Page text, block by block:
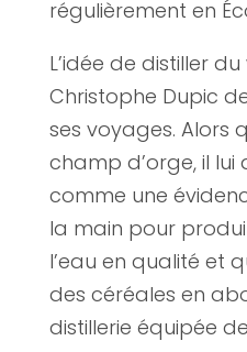
régulièrement en
L’idée de distiller
Christophe Dupic
ses voyages. Alors
champ d’orge, il
comme une
la main pour
l’eau en qualité et
des céréales en
distillerie équipée